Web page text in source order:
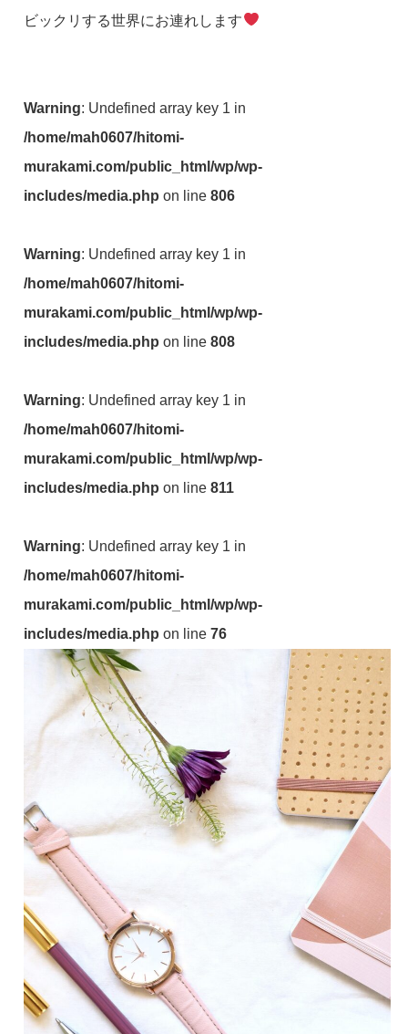
ビックリする世界にお連れします
Warning: Undefined array key 1 in
/home/mah0607/hitomi-
murakami.com/public_html/wp/wp-
includes/media.php on line806
Warning: Undefined array key 1 in
/home/mah0607/hitomi-
murakami.com/public_html/wp/wp-
includes/media.php on line808
Warning: Undefined array key 1 in
/home/mah0607/hitomi-
murakami.com/public_html/wp/wp-
includes/media.php on line811
Warning: Undefined array key 1 in
/home/mah0607/hitomi-
murakami.com/public_html/wp/wp-
includes/media.php on line76